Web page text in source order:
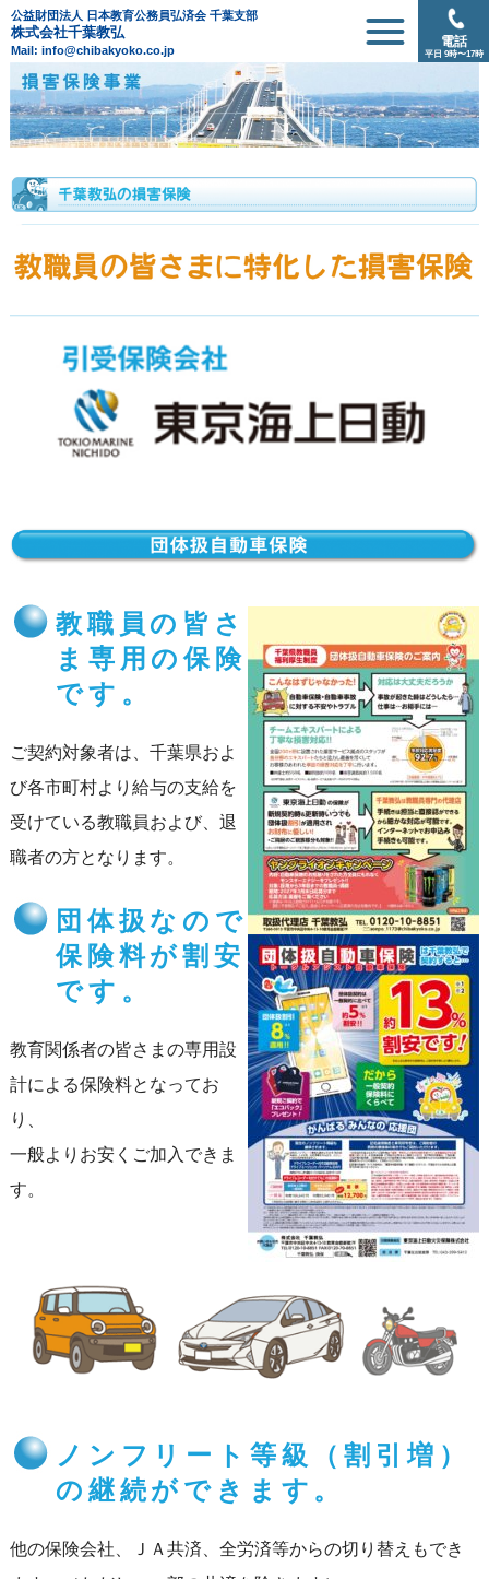
公益財団法人 日本教育公務員弘済会 千葉支部
株式会社千葉教弘
Mail: info@chibakyoko.co.jp
電話
平日 9時〜17時
教職員の皆さ
ま専用の保険
です。
ご契約対象者は、千葉県およ
び各市町村より給与の支給を
受けている教職員および、退
職者の方となります。
団体扱なので
保険料が割安
です。
教育関係者の皆さまの専用設
計による保険料となってお
り、
一般よりお安くご加入できま
す。
ノンフリート等級（割引増）
の継続ができます。
他の保険会社、ＪＡ共済、全労済等からの切り替えもでき